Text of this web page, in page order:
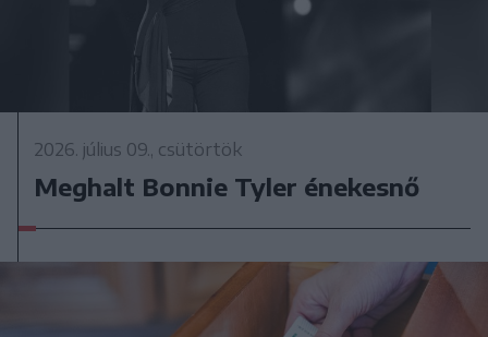
2026. július 09., csütörtök
Meghalt Bonnie Tyler énekesnő